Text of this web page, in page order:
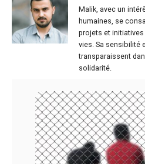
Malik, avec un
humaines, se
projets et
vies. Sa sensibilité
transparaissent
solidarité.